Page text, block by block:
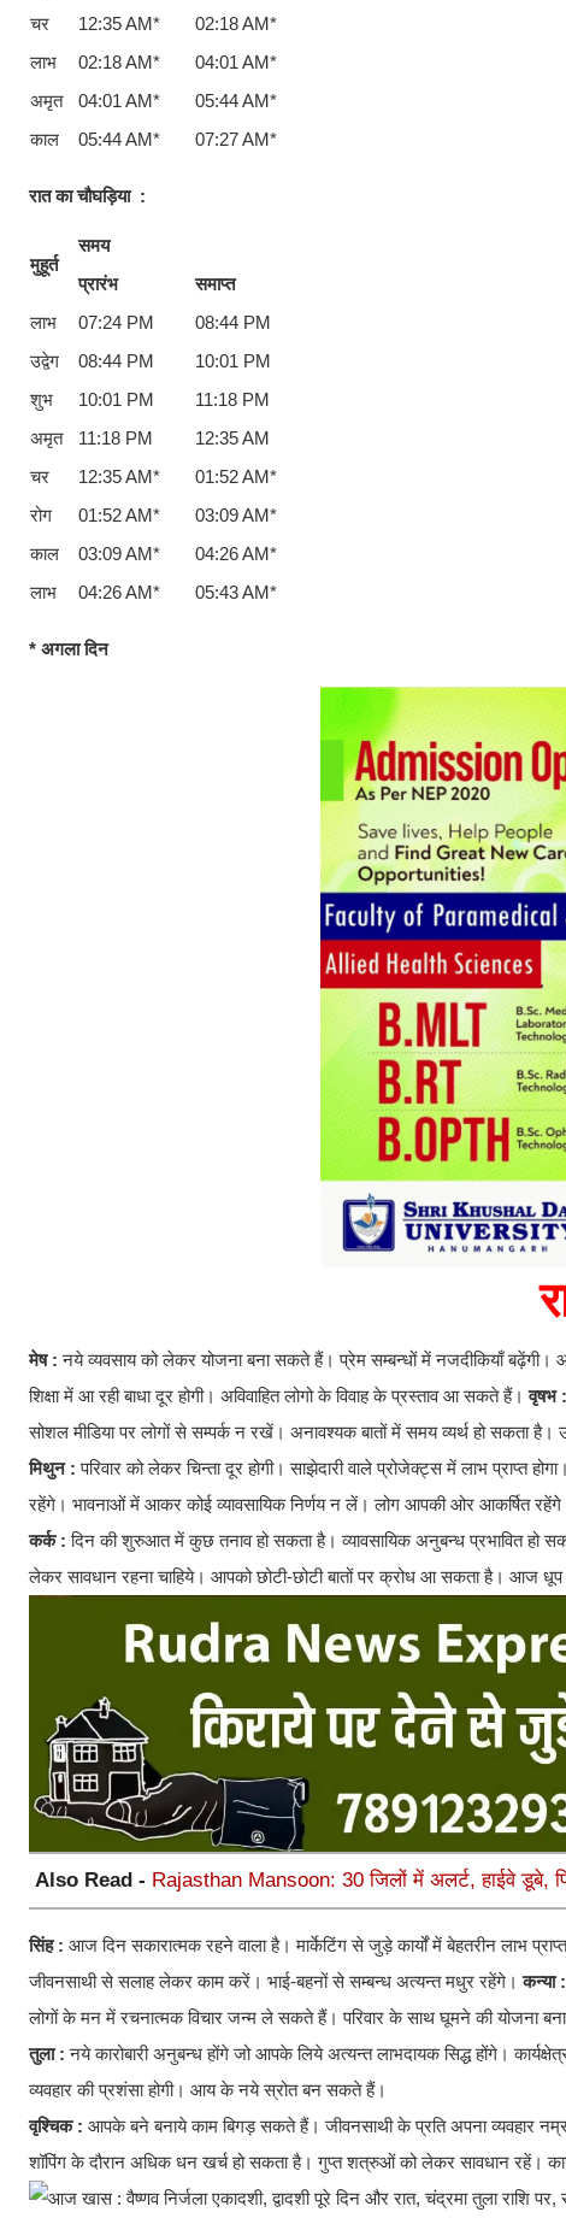
चर
12:35 AM*
02:18 AM*
लाभ
02:18 AM*
04:01 AM*
अमृत
04:01 AM*
05:44 AM*
काल
05:44 AM* 07:27 AM*
रात का चौघड़िया :
मुहूर्त
समय
प्रारंभ
समाप्त
लाभ
07:24 PM
08:44 PM
उद्वेग
08:44 PM
10:01 PM
शुभ
10:01 PM
11:18 PM
अमृत
11:18 PM
12:35 AM
चर
12:35 AM*
01:52 AM*
रोग
01:52 AM*
03:09 AM*
काल
03:09 AM*
04:26 AM*
लाभ
04:26 AM* 05:43 AM*
* अगला दिन
मेष : नये व्यवसाय को लेकर योजना बना सकते हैं। प्रेम सम्बन्धों में नजदीकियाँ बढ़ेंगी।
शिक्षा में आ रही बाधा दूर होगी। अविवाहित लोगो के विवाह के प्रस्ताव आ सकते हैं।वृषभ :
सोशल मीडिया पर लोगों से सम्पर्क न रखें। अनावश्यक बातों में समय व्यर्थ हो सकता है।
मिथुन : परिवार को लेकर चिन्ता दूर होगी। साझेदारी वाले प्रोजेक्ट्स में लाभ प्राप्त
रहेंगे। भावनाओं में आकर कोई व्यावसायिक निर्णय न लें। लोग आपकी ओर आकर्षित
कर्क : दिन की शुरुआत में कुछ तनाव हो सकता है। व्यावसायिक अनुबन्ध प्रभावित हो
लेकर सावधान रहना चाहिये। आपको छोटी-छोटी बातों पर क्रोध आ सकता है। आज
Also Read - Rajasthan Mansoon: 30 जिलों में अलर्ट, हाईवे डूबे,
सिंह : आज दिन सकारात्मक रहने वाला है। मार्केटिंग से जुड़े कार्यों में बेहतरीन लाभ
जीवनसाथी से सलाह लेकर काम करें। भाई-बहनों से सम्बन्ध अत्यन्त मधुर रहेंगे।कन्या :
लोगों के मन में रचनात्मक विचार जन्म ले सकते हैं। परिवार के साथ घूमने की योजना
तुला : नये कारोबारी अनुबन्ध होंगे जो आपके लिये अत्यन्त लाभदायक सिद्ध होंगे।
व्यवहार की प्रशंसा होगी। आय के नये स्रोत बन सकते हैं।
वृश्चिक : आपके बने बनाये काम बिगड़ सकते हैं। जीवनसाथी के प्रति अपना व्यवहार
शॉपिंग के दौरान अधिक धन खर्च हो सकता है। गुप्त शत्रुओं को लेकर सावधान रहें।